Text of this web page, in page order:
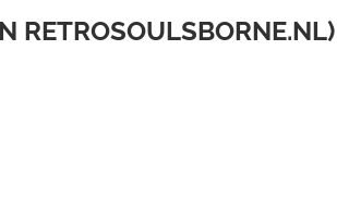
RETROSOULSBORNE.NL)